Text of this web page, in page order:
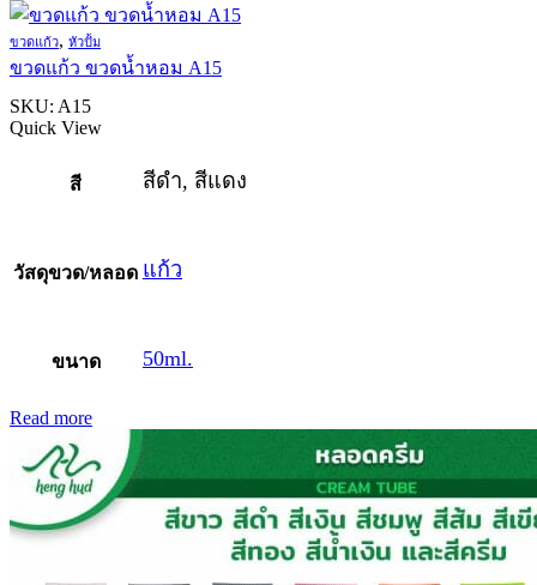
ขวดแก้ว, หัวปั้ม
ขวดแก้ว ขวดน้ำหอม A15
SKU: A15
Quick View
สี สีดำ, สีแดง
วัสดุขวด/หลอด แก้ว
ขนาด 50ml.
Read more